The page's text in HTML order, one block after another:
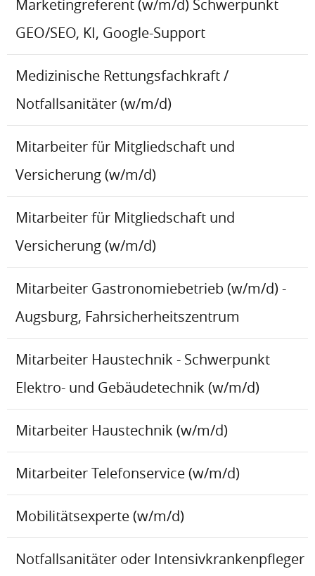
Marketingreferent (w/m/d) Schwerpunkt
GEO/SEO, KI, Google-Support
Medizinische Rettungsfachkraft /
Notfallsanitäter (w/m/d)
Mitarbeiter für Mitgliedschaft und
Versicherung (w/m/d)
Mitarbeiter für Mitgliedschaft und
Versicherung (w/m/d)
Mitarbeiter Gastronomiebetrieb (w/m/d) -
Augsburg, Fahrsicherheitszentrum
Mitarbeiter Haustechnik - Schwerpunkt
Elektro- und Gebäudetechnik (w/m/d)
Mitarbeiter Haustechnik (w/m/d)
Mitarbeiter Telefonservice (w/m/d)
Mobilitätsexperte (w/m/d)
Notfallsanitäter oder Intensivkrankenpfleger